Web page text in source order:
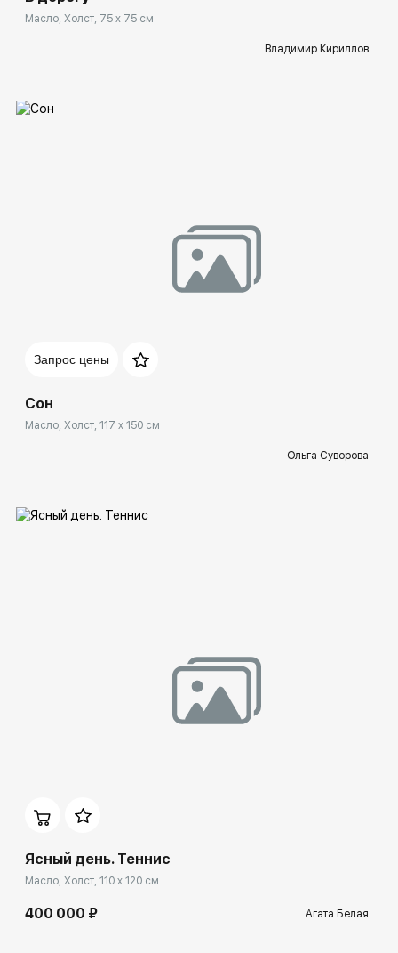
Масло, Холст, 75 x 75 см
Владимир Кириллов
Запрос цены
Сон
Масло, Холст, 117 x 150 см
Ольга Суворова
Ясный день. Теннис
Масло, Холст, 110 x 120 см
400 000 ₽ Агата Белая